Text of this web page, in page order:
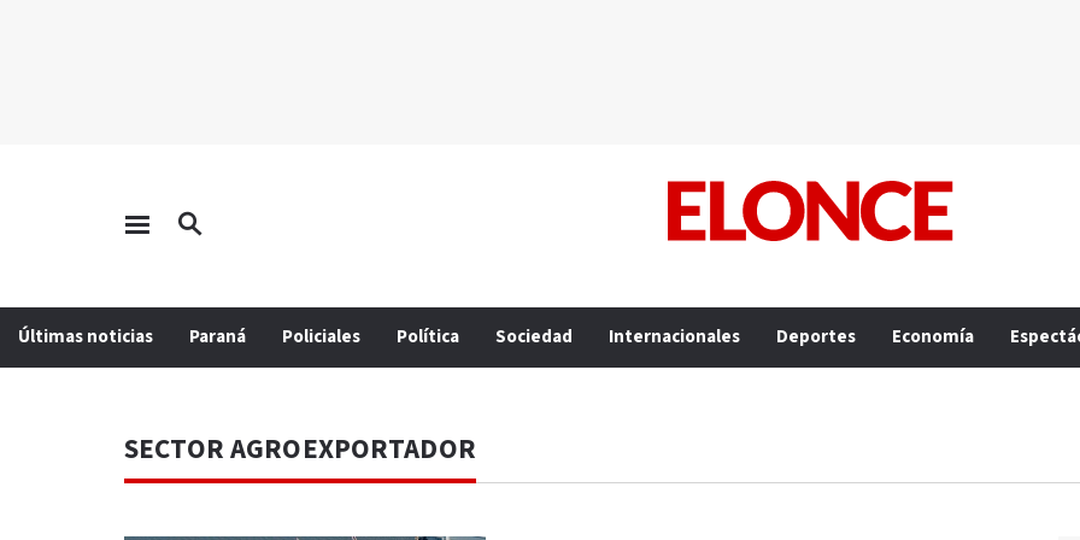
Últimas noticias Paraná Policiales Política Sociedad Internacionales Deportes Economía
SECTOR AGROEXPORTADOR